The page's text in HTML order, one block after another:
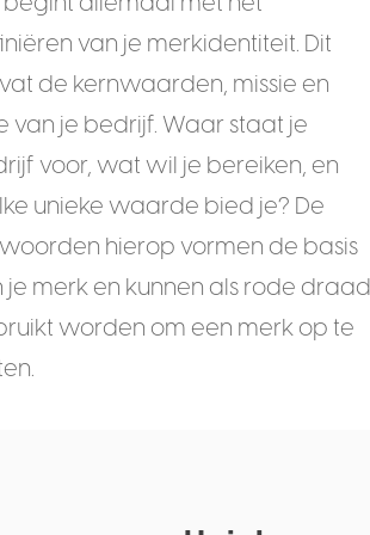
van je merkidentiteit. Dit
de kernwaarden, missie en
van je bedrijf. Waar staat je
voor, wat wil je bereiken, en
unieke waarde bied je? De
hierop vormen de basis
je merk en kunnen als rode draad
worden om een merk op te